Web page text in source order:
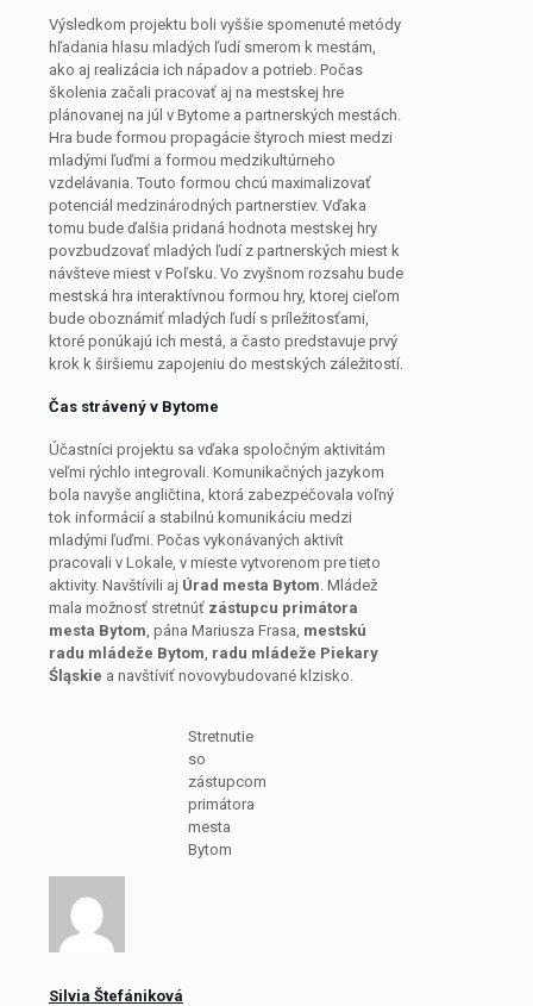
Výsledkom projektu boli vyššie spomenuté metódy
hľadania hlasu mladých ľudí smerom k mestám,
ako aj realizácia ich nápadov a potrieb. Počas
školenia začali pracovať aj na mestskej hre
plánovanej na júl v Bytome a partnerských mestách.
Hra bude formou propagácie štyroch miest medzi
mladými ľuďmi a formou medzikultúrneho
vzdelávania. Touto formou chcú maximalizovať
potenciál medzinárodných partnerstiev. Vďaka
tomu bude ďalšia pridaná hodnota mestskej hry
povzbudzovať mladých ľudí z partnerských miest k
návšteve miest v Poľsku. Vo zvyšnom rozsahu bude
mestská hra interaktívnou formou hry, ktorej cieľom
bude oboznámiť mladých ľudí s príležitosťami,
ktoré ponúkajú ich mestá, a často predstavuje prvý
krok k širšiemu zapojeniu do mestských záležitostí.
Čas strávený v Bytome
Účastníci projektu sa vďaka spoločným aktivitám
veľmi rýchlo integrovali. Komunikačných jazykom
bola navyše angličtina, ktorá zabezpečovala voľný
tok informácií a stabilnú komunikáciu medzi
mladými ľuďmi. Počas vykonávaných aktivít
pracovali v Lokale, v mieste vytvorenom pre tieto
aktivity. Navštívili aj Úrad mesta Bytom. Mládež
mala možnosť stretnúť zástupcu primátora
mesta Bytom, pána Mariusza Frasa, mestskú
radu mládeže Bytom, radu mládeže Piekary
Śląskie a navštíviť novovybudované klzisko.
Stretnutie
so
zástupcom
primátora
mesta
Bytom
Silvia Štefániková